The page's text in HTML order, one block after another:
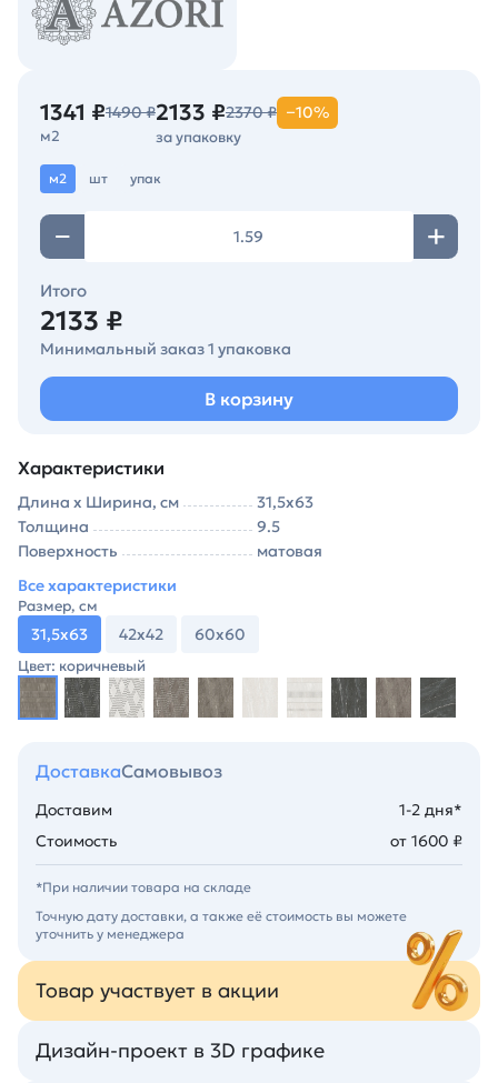
1341 ₽1490 ₽
м2
2133 ₽2370 ₽ −10%
за упаковку
м2 шт упак
Итого
2133 ₽
Минимальный заказ 1 упаковка
В корзину
Характеристики
Длина х Ширина, см
31,5х63
Толщина
9.5
Поверхность
матовая
Все характеристики
Размер, см
31,5х63 42х42 60х60
Цвет: коричневый
ДоставкаСамовывоз
Доставим
1-2 дня*
Стоимость
от 1600 ₽
*При наличии товара на складе
Точную дату доставки, а также её стоимость вы можете
уточнить у менеджера
Товар участвует в акции
Дизайн-проект в 3D графике